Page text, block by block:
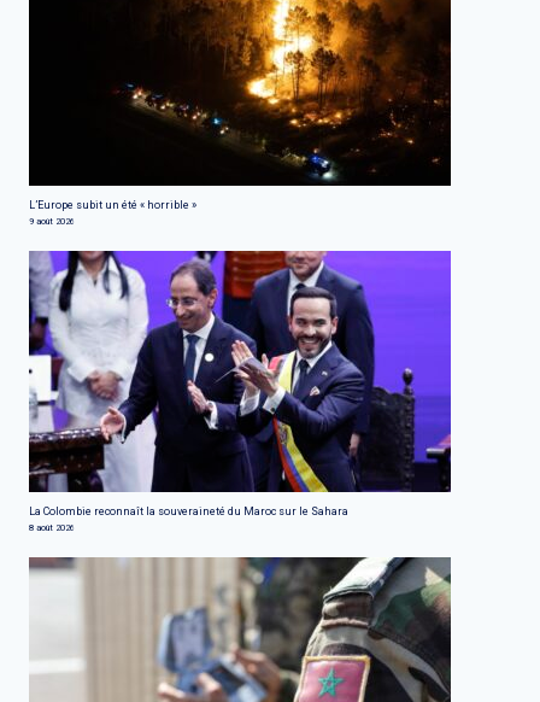
L’Europe subit un été « horrible »
9 août 2026
La Colombie reconnaît la souveraineté du Maroc sur le Sahara
8 août 2026